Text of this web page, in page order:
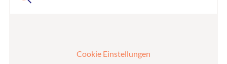
Cookie Einstellungen